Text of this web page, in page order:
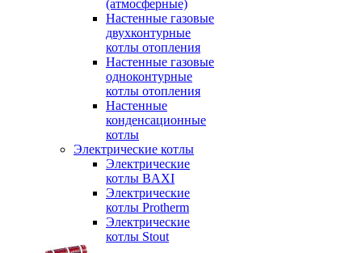
(атмосферные)
Настенные газовые
двухконтурные
котлы отопления
Настенные газовые
одноконтурные
котлы отопления
Настенные
конденсационные
котлы
Электрические котлы
Электрические
котлы BAXI
Электрические
котлы Protherm
Электрические
котлы Stout